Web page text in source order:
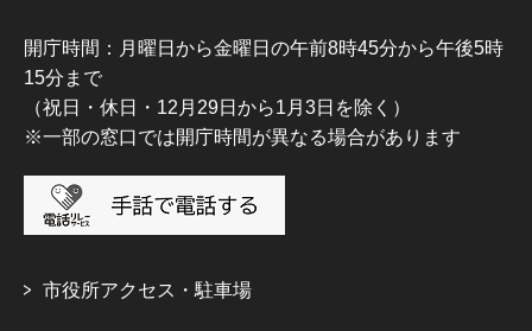
開庁時間：月曜日から金曜日の午前8時45分から午後5時
15分まで
（祝日・休日・12月29日から1月3日を除く）
※一部の窓口では開庁時間が異なる場合があります
市役所アクセス・駐車場